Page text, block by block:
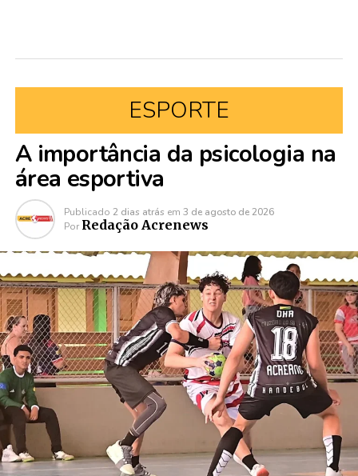
ESPORTE
A importância da psicologia na
área esportiva
Publicado 2 dias atrás em 3 de agosto de 2026
Por Redação Acrenews